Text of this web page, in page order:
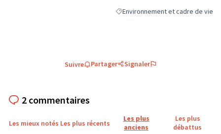
Filtrer les résultats de la catégorie
Environnement et cadre de vie
Suivre Partager Signaler
2 commentaires
Les mieux notés Les plus récents
Les plus
anciens
Les plus
débattus